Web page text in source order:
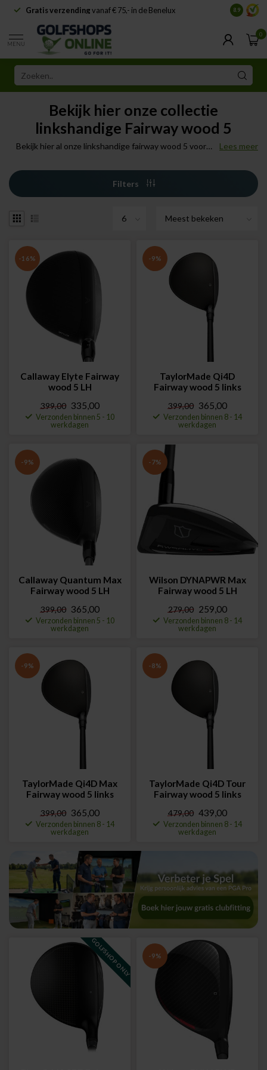
Gratis verzendingvanaf € 75,- in de Benelux 8.9
MENU
0
Bekijk hier onze collectie
linkshandige Fairway wood 5
Bekijk hier al onze linkshandige fairway wood 5 voor
Taylor Made en nog veel meer.
Lees meer
Filters
-16%
Callaway Elyte Fairway
wood 5 LH
399,00 335,00
Verzonden binnen 5 - 10
werkdagen
-9%
TaylorMade Qi4D
Fairway wood 5 links
399,00 365,00
Verzonden binnen 8 - 14
werkdagen
-9%
Callaway Quantum Max
Fairway wood 5 LH
399,00 365,00
Verzonden binnen 5 - 10
werkdagen
-7%
Wilson DYNAPWR Max
Fairway wood 5 LH
279,00 259,00
Verzonden binnen 8 - 14
werkdagen
-9%
TaylorMade Qi4D Max
Fairway wood 5 links
399,00 365,00
Verzonden binnen 8 - 14
werkdagen
-8%
TaylorMade Qi4D Tour
Fairway wood 5 links
479,00 439,00
Verzonden binnen 8 - 14
werkdagen
GOLFSHOP ONLY -9%